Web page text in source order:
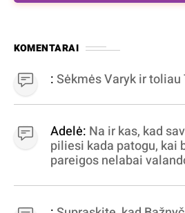
KOMENTARAI
:Sėkmės Varyk ir
Adelė: Na ir kas, kad
piliesi kada patogu, kai
pareigos nelabai
virpinimas, ieškokit kur
dujininkai, elektros